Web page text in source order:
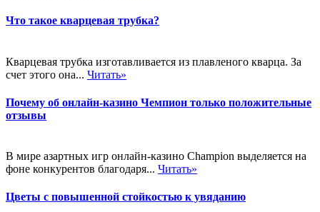
Что такое кварцевая трубка?
Кварцевая трубка изготавливается из плавленого кварца. За
счет этого она... Читать»
Почему об онлайн-казино Чемпион только положительные
отзывы
В мире азартных игр онлайн-казино Champion выделяется на
фоне конкурентов благодаря... Читать»
Цветы с повышенной стойкостью к увяданию